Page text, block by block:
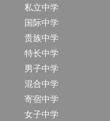
私立中学
国际中学
贵族中学
特长中学
男子中学
混合中学
寄宿中学
女子中学